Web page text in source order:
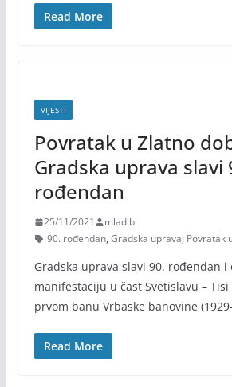
Read More
VIJESTI
Povratak u Zlatno
Gradska uprava slavi
rođendan
25/11/2021
mladibl
90. rođendan, Gradska uprava, Povratak
Gradska uprava slavi 90. rođendan i
manifestaciju u čast Svetislavu –
prvom banu Vrbaske banovine
Read More